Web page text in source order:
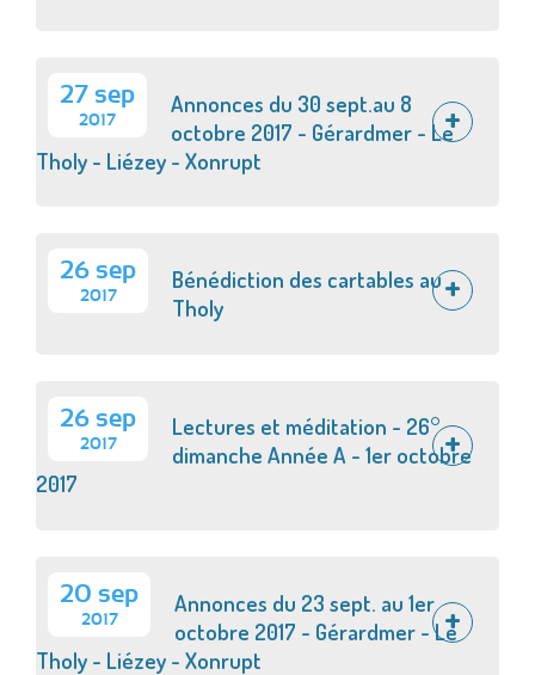
27 sep
2017
Annonces du 30 sept.au 8
octobre 2017 - Gérardmer - Le
Tholy - Liézey - Xonrupt
26 sep
2017
Bénédiction des cartables au
Tholy
26 sep
2017
Lectures et méditation - 26°
dimanche Année A - 1er octobre
2017
20 sep
2017
Annonces du 23 sept. au 1er
octobre 2017 - Gérardmer - Le
Tholy - Liézey - Xonrupt